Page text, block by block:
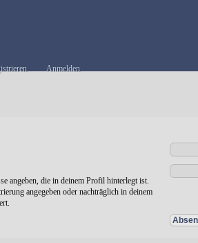
Anmelden
angeben, die in deinem Profil hinterlegt ist.
angegeben oder nachträglich in deinem